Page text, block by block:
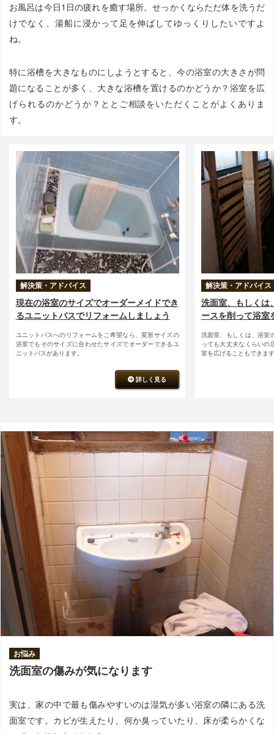
お風呂は今日1日の疲れを癒す場所。せっかくならただ体を洗うだ
けでなく、湯船に浸かって足を伸ばしてゆっくりしたいですよ
ね。
特に浴槽を大きなものにしようとすると、今の浴室の大きさが問
題になることが多く、大きな浴槽を置けるのかどうか？浴室を広
げられるのかどうか？ととご相談をいただくことがよくありま
す。
解決策・アドバイス
現在の浴室のサイズでオーダーメイドでき
るユニットバスでリフォームしましょう
ユニットバスへのリフォームをご希望なら、変形サイズの
浴室でもそのサイズに合わせたサイズでオーダーできるユ
ニットバスがあります。
詳しく見る
解決策・アドバイス
洗面室、もしくは
ースを削って浴室
洗面室、もしくは、浴室
っても大丈夫なくらいの
室を広げることもできま
お悩み
洗面室の傷みが気になります
実は、家の中で最も傷みやすいのは湿気が多い浴室の隣にある洗
面室です。カビが生えたり、何か臭っていたり、床が柔らかくな